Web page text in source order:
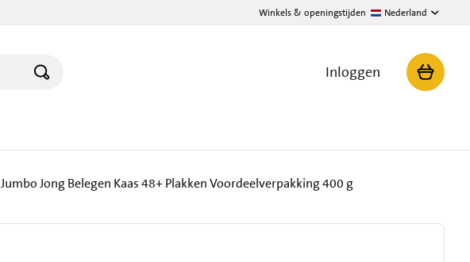
Winkels & openingstijden Nederland
Inloggen
Jumbo Jong Belegen Kaas 48+ Plakken Voordeelverpakking 400 g